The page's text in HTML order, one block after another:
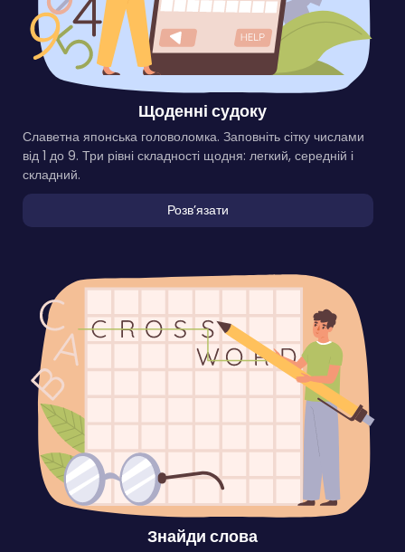
Щоденні судоку
Славетна японська головоломка. Заповніть сітку числами
від 1 до 9. Три рівні складності щодня: легкий, середній і
складний.
Розвʼязати
Знайди слова